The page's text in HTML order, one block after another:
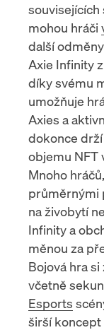
souvisejících
mohou hráči
další
Axie Infinity
díky svému
umožňuje
Axies a
dokonce drží
objemu NFT
Mnoho
průměrnými
na živobytí
Infinity a
měnou za
Bojová hra
včetně
Esports
širší koncept